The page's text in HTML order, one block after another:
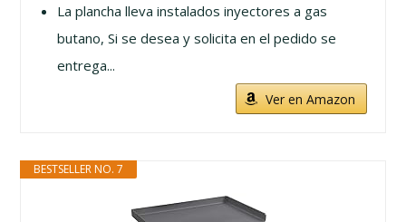
La plancha lleva instalados inyectores a gas
butano, Si se desea y solicita en el pedido se
entrega...
Ver en Amazon
BESTSELLER NO. 7